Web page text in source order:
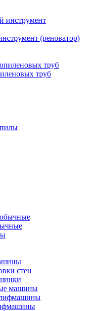
(реноватор)
труб
стен
машины